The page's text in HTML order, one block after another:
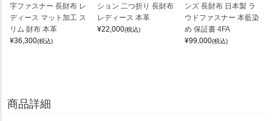
字ファスナー 長財布 レ
ディース マット加工 ス
リム 財布 本革
¥36,300(税込)
ション 二つ折り 長財布
レディース 本革
¥22,000(税込)
ンズ 長財布 日本製 ラ
ウドファスナー 本藍染
め 保証書 4FA
¥99,000(税込)
商品詳細